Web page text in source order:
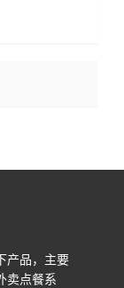
产品，主要
卖点餐系